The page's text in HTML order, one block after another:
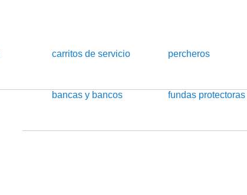
carritos de servicio
bancas y bancos
percheros
fundas protectoras